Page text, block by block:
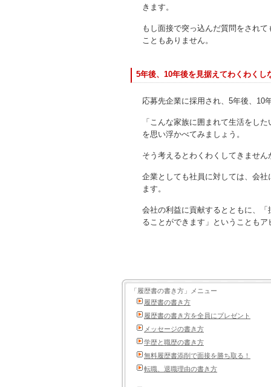
きます。
もし面接で突っ込んだ質問をされ
こともありません。
5年後、10年後を見据えてわくわくし
応募先企業に採用され、5年後、10
「こんな家族に囲まれて生活をし
を思い浮かべてみましょう。
そう考えるとわくわくしてきません
企業としても社員に対しては、会
ます。
会社の利益に貢献するとともに、
ることができます」ということも
「履歴書の書き方」メニュー
履歴書の書き方
履歴書の書き方を全員にプレゼント
メッセージの書き方
学歴と職歴の書き方
無料履歴書添削で面接を勝ち取る！
転職、退職理由の書き方